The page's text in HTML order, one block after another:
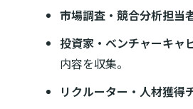
市場調査・競合分析担当
投資家・ベンチャーキャ
内容を収集。
リクルーター・人材獲得